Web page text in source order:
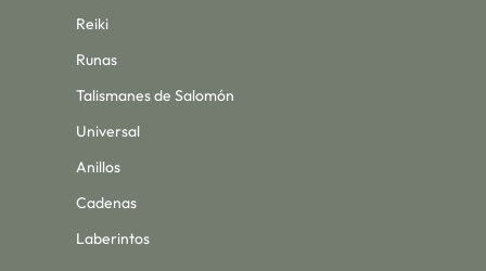
Reiki
Runas
Talismanes de Salomón
Universal
Anillos
Cadenas
Laberintos